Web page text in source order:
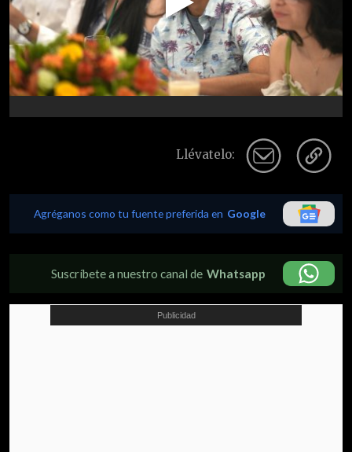
Play
Video
Llévatelo:
Agréganos como tu fuente preferida en Google
Suscríbete a nuestro canal de Whatsapp